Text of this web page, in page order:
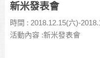
新米發表會
時間 : 2018.12.15(六)-2018.12.16(日) 地 點 : 忠孝SOGO超市
活動內容 :新米發表會